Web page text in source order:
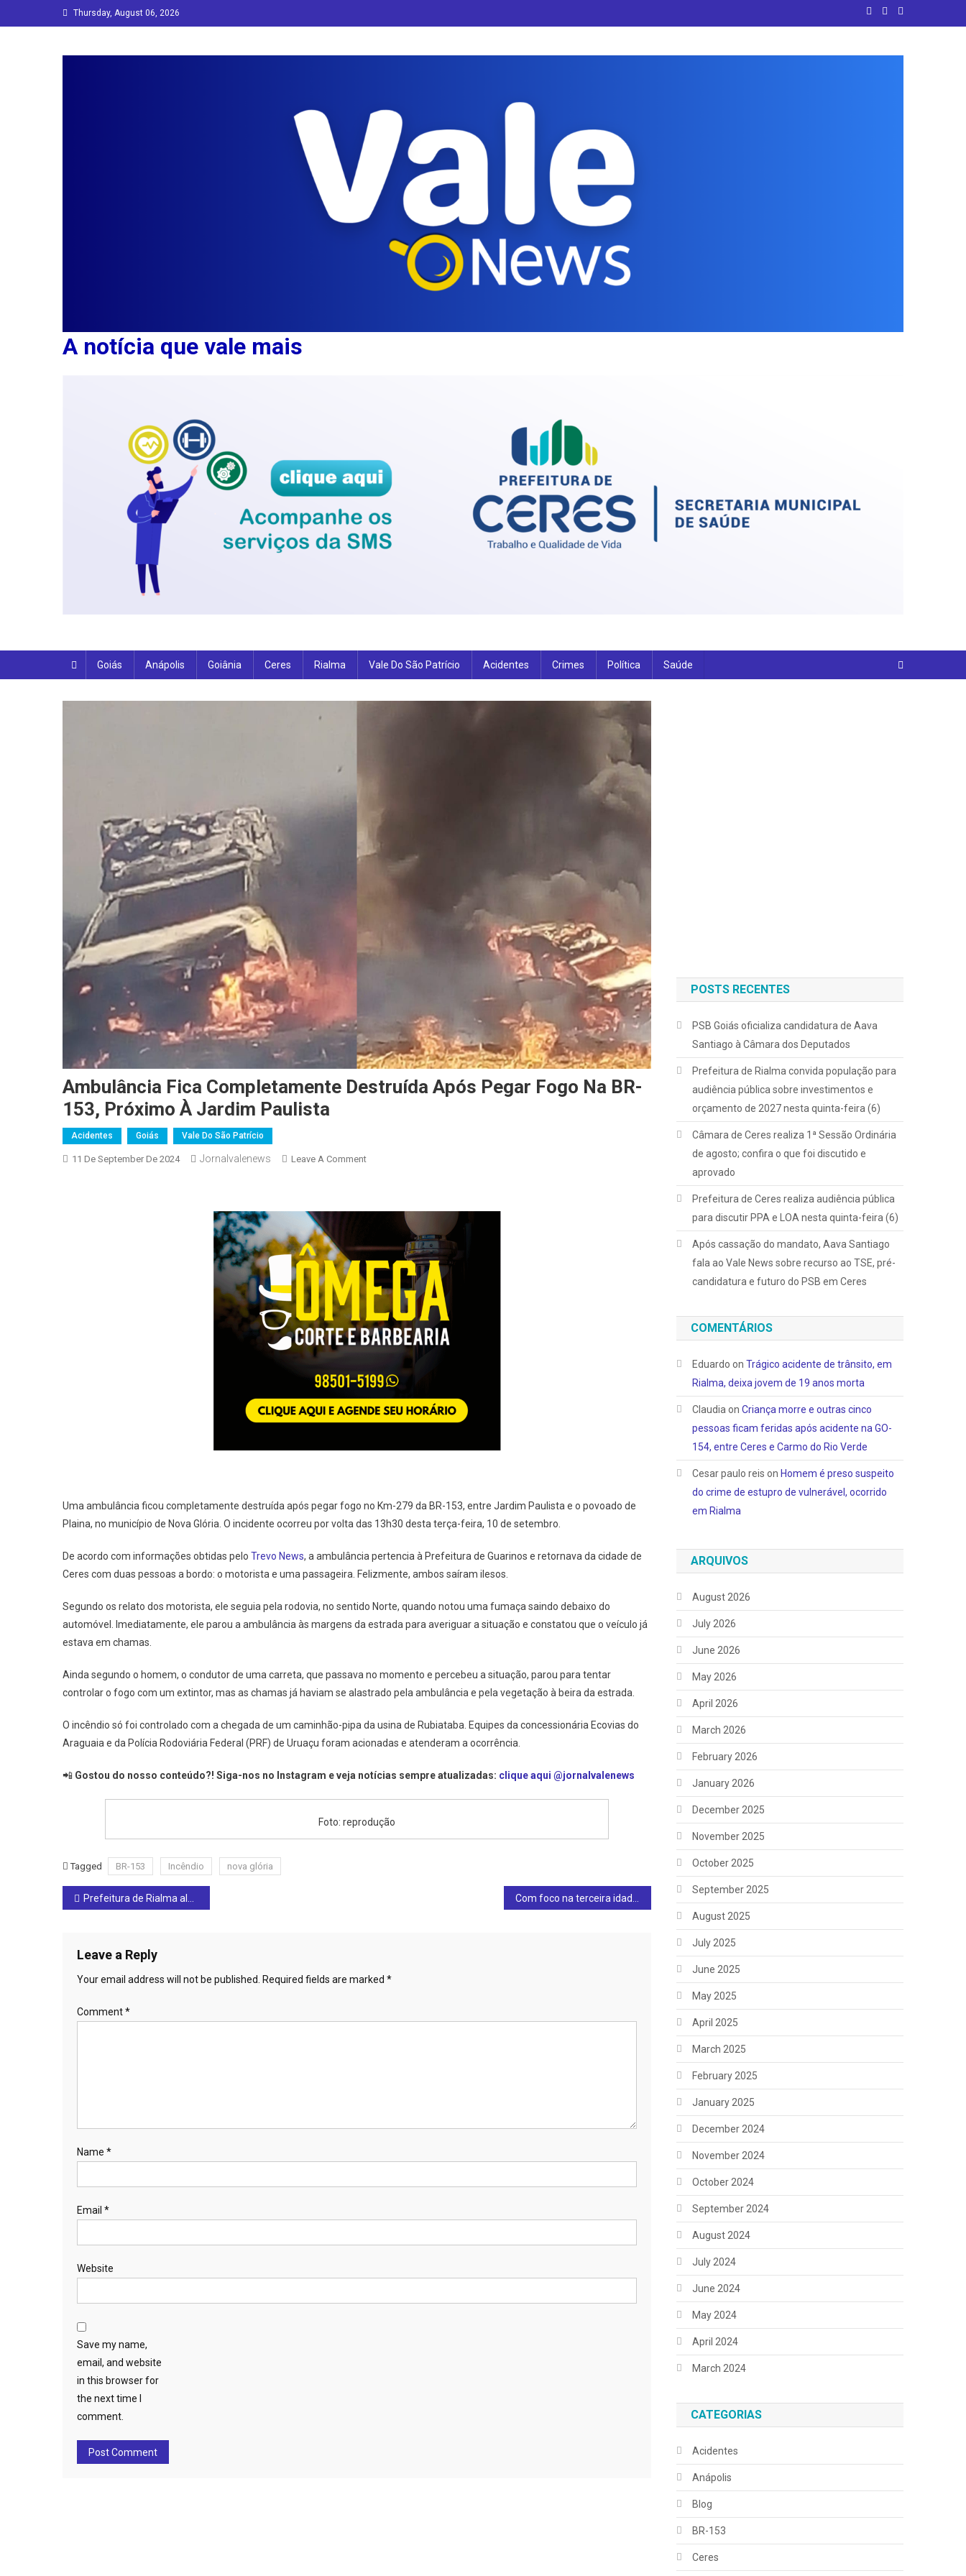
to
Thursday, August 06, 2026
A notícia que vale mais
Goiás Anápolis Goiânia Ceres Rialma Vale Do São Patrício Acidentes Crimes Política Saúde
Ambulância Fica Completamente Destruída Após Pegar Fogo Na BR-
153, Próximo À Jardim Paulista
Acidentes Goiás Vale Do São Patrício
11 De September De 2024 Jornalvalenews Leave A CommentOn
Destruída
Pegar
Na
153,
Próximo
Jardim
Paulista
Uma ambulância ficou completamente destruída após pegar fogo no Km-279 da BR-153, entre Jardim Paulista e o povoado de
Plaina, no município de Nova Glória. O incidente ocorreu por volta das 13h30 desta terça-feira, 10 de setembro.
De acordo com informações obtidas pelo Trevo News, a ambulância pertencia à Prefeitura de Guarinos e retornava da cidade de
Ceres com duas pessoas a bordo: o motorista e uma passageira. Felizmente, ambos saíram ilesos.
Segundo os relato dos motorista, ele seguia pela rodovia, no sentido Norte, quando notou uma fumaça saindo debaixo do
automóvel. Imediatamente, ele parou a ambulância às margens da estrada para averiguar a situação e constatou que o veículo já
estava em chamas.
Ainda segundo o homem, o condutor de uma carreta, que passava no momento e percebeu a situação, parou para tentar
controlar o fogo com um extintor, mas as chamas já haviam se alastrado pela ambulância e pela vegetação à beira da estrada.
O incêndio só foi controlado com a chegada de um caminhão-pipa da usina de Rubiataba. Equipes da concessionária Ecovias do
Araguaia e da Polícia Rodoviária Federal (PRF) de Uruaçu foram acionadas e atenderam a ocorrência.
📲 Gostou do nosso conteúdo?! Siga-nos no Instagram e veja notícias sempre atualizadas: clique aqui @jornalvalenews
Foto: reprodução
Tagged BR-153 Incêndio nova glória
Post
Prefeitura de Rialma alerta sobre a prevenção a incêndios no mês de setembro
Leave a Reply
Your email address will not be published. Required fields are marked *
Comment*
Name *
Email *
Website
Save my name,
email, and website
in this browser for
the next time I
comment.
POSTS RECENTES
PSB Goiás oficializa candidatura de Aava
Santiago à Câmara dos Deputados
Prefeitura de Rialma convida população para
audiência pública sobre investimentos e
orçamento de 2027 nesta quinta-feira (6)
Câmara de Ceres realiza 1ª Sessão Ordinária
de agosto; confira o que foi discutido e
aprovado
Prefeitura de Ceres realiza audiência pública
para discutir PPA e LOA nesta quinta-feira (6)
Após cassação do mandato, Aava Santiago
fala ao Vale News sobre recurso ao TSE, pré-
candidatura e futuro do PSB em Ceres
COMENTÁRIOS
Eduardo onTrágico acidente de trânsito, em
Rialma, deixa jovem de 19 anos morta
ClaudiaonCriança morre e outras cinco
pessoas ficam feridas após acidente na GO-
154, entre Ceres e Carmo do Rio Verde
Cesar paulo reis on Homem é preso suspeito
do crime de estupro de vulnerável, ocorrido
em Rialma
ARQUIVOS
August 2026
July 2026
June 2026
May 2026
April 2026
March 2026
February 2026
January 2026
December 2025
November 2025
October 2025
September 2025
August 2025
July 2025
June 2025
May 2025
April 2025
March 2025
February 2025
January 2025
December 2024
November 2024
October 2024
September 2024
August 2024
July 2024
June 2024
May 2024
April 2024
March 2024
CATEGORIAS
Acidentes
Anápolis
Blog
BR-153
Ceres